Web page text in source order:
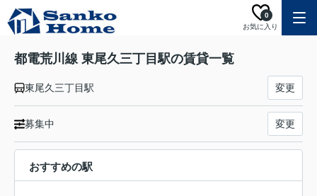
お気に入り
0
都電荒川線 東尾久三丁目駅の賃貸一覧
東尾久三丁目駅 変更
募集中 変更
おすすめの駅